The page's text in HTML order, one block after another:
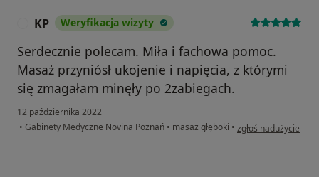
KP Weryfikacja wizyty
Serdecznie polecam. Miła i fachowa pomoc.
Masaż przyniósł ukojenie i napięcia, z którymi
się zmagałam minęły po 2zabiegach.
12 października 2022
• Gabinety Medyczne Novina Poznań • masaż głęboki • w opinii użytkownika
zgłoś nadużycie